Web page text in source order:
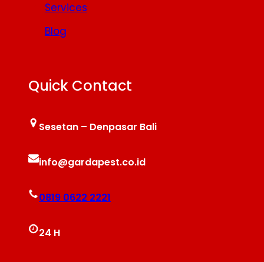
Services
Blog
Quick Contact
Sesetan – Denpasar Bali
info@gardapest.co.id
0819 0622 2221
24 H